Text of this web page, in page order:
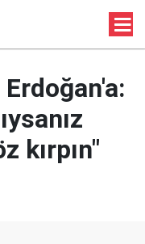
kırpın"